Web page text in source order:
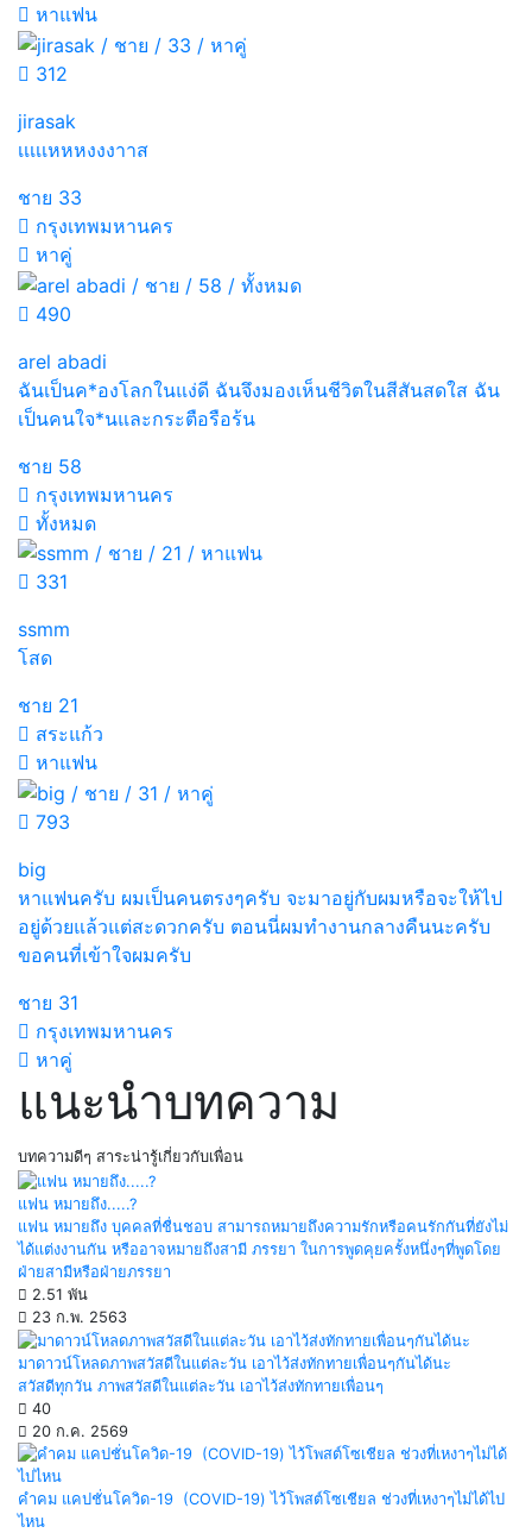
หาแฟน
312
jirasak
เเเเเหหหงงงาาส
ชาย 33
กรุงเทพมหานคร
หาคู่
490
arel abadi
ฉันเป็นค*องโลกในแง่ดี ฉันจึงมองเห็นชีวิตในสีสันสดใส ฉัน
เป็นคนใจ*นและกระตือรือร้น
ชาย 58
กรุงเทพมหานคร
ทั้งหมด
331
ssmm
โสด
ชาย 21
สระแก้ว
หาแฟน
793
big
หาแฟนครับ ผมเป็นคนตรงๆครับ จะมาอยู่กับผมหรือจะให้ไป
อยู่ด้วยแล้วแต่สะดวกครับ ตอนนี่ผมทำงานกลางคืนนะครับ
ขอคนที่เข้าใจผมครับ
ชาย 31
กรุงเทพมหานคร
หาคู่
แนะนำบทความ
บทความดีๆ สาระน่ารู้เกี่ยวกับเพื่อน
แฟน หมายถึง.....?
แฟน หมายถึง บุคคลที่ชื่นชอบ สามารถหมายถึงความรักหรือคนรักกันที่ยังไม่
ได้แต่งงานกัน หรืออาจหมายถึงสามี ภรรยา ในการพูดคุยครั้งหนึ่งๆที่พูดโดย
ฝ่ายสามีหรือฝ่ายภรรยา
2.51 พัน
23 ก.พ. 2563
มาดาวน์โหลดภาพสวัสดีในแต่ละวัน เอาไว้ส่งทักทายเพื่อนๆกันได้นะ
สวัสดีทุกวัน ภาพสวัสดีในแต่ละวัน เอาไว้ส่งทักทายเพื่อนๆ
40
20 ก.ค. 2569
คำคม แคปชั่นโควิด-19 (COVID-19) ไว้โพสต์โซเชียล ช่วงที่เหงาๆไม่ได้ไป
ไหน